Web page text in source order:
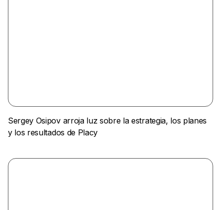
Sergey Osipov arroja luz sobre la estrategia, los planes
y los resultados de Placy